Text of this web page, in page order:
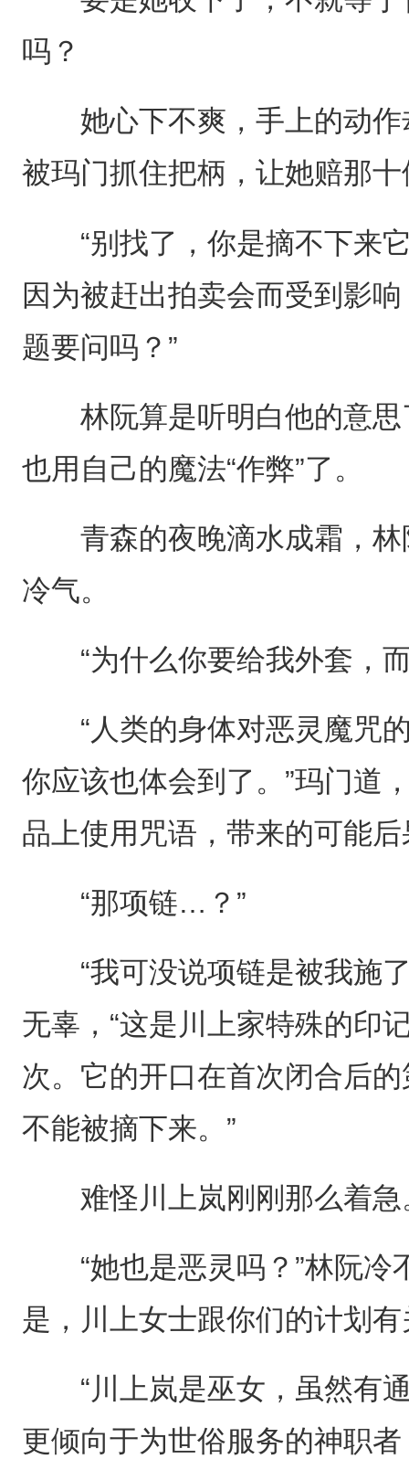
吗？
她心下不爽，手上的动作
被玛门抓住把柄，让她赔那
“别找了，你是摘不下来它
因为被赶出拍卖会而受到影
题要问吗？”
林阮算是听明白他的意思
也用自己的魔法“作弊”了。
青森的夜晚滴水成霜，林
冷气。
“为什么你要给我外套，而
“人类的身体对恶灵魔咒的
你应该也体会到了。”玛门道
品上使用咒语，带来的可能
“那项链…？”
“我可没说项链是被我施了
无辜，“这是川上家特殊的印
次。它的开口在首次闭合后
不能被摘下来。”
难怪川上岚刚刚那么着急
“她也是恶灵吗？”林阮冷
是，川上女士跟你们的计划有
“川上岚是巫女，虽然有通
更倾向于为世俗服务的神职